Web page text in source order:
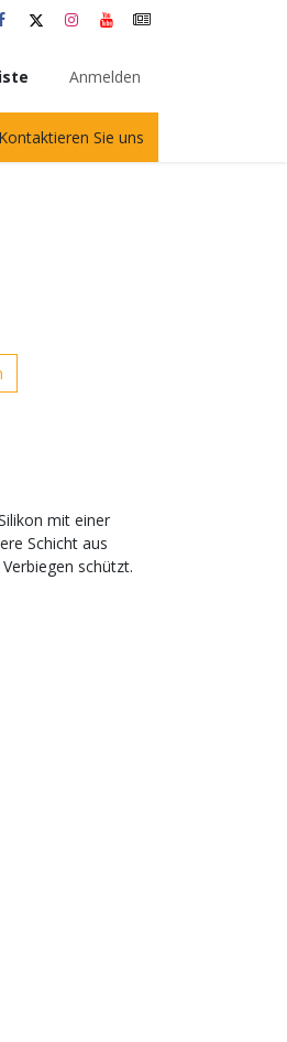
Anmelden
Kontaktieren Sie uns
mit einer
Schicht aus
schützt.